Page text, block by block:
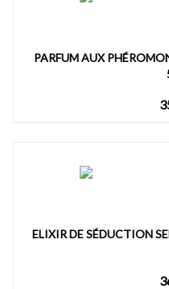
PARFUM AUX
ELIXIR DE SÉDUCTION